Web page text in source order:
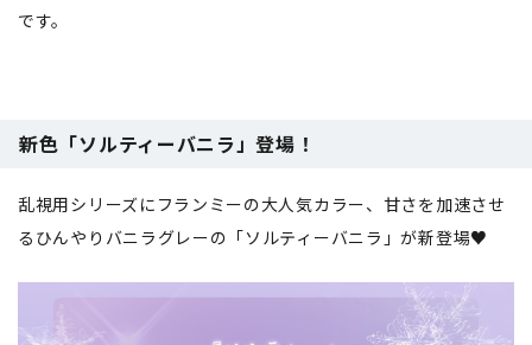
です。
新色「ソルティーバニラ」登場！
乱視用シリーズにフランミーの大人気カラー、甘さを加速させ
るひんやりバニラグレーの「ソルティーバニラ」が新登場♥